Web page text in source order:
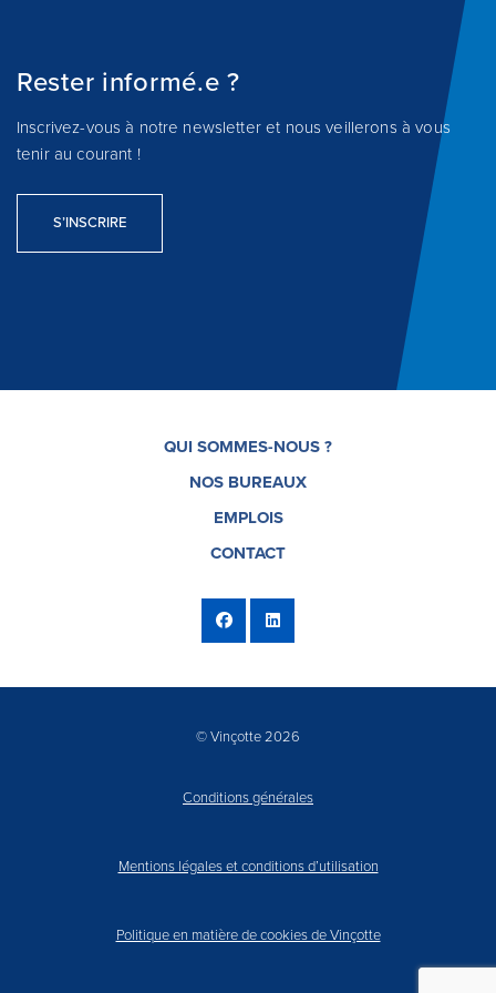
Rester informé.e ?
Inscrivez-vous à notre newsletter et nous veillerons à vous
tenir au courant !
S’INSCRIRE
QUI SOMMES-NOUS ?
NOS BUREAUX
EMPLOIS
CONTACT
© Vinçotte 2026
Conditions générales
Mentions légales et conditions d’utilisation
Politique en matière de cookies de Vinçotte